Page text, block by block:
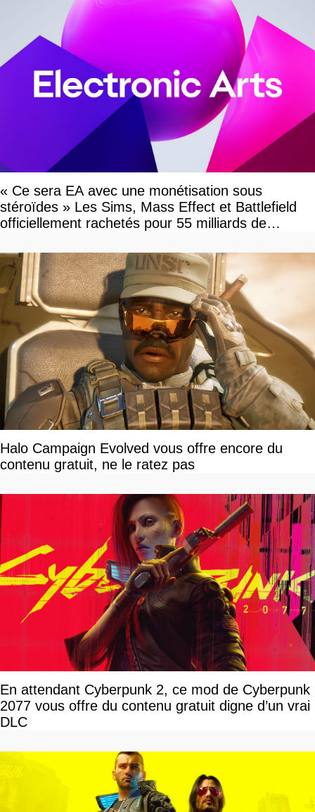
« Ce sera EA avec une monétisation sous
stéroïdes » Les Sims, Mass Effect et Battlefield
officiellement rachetés pour 55 milliards de
Halo Campaign Evolved vous offre encore du
contenu gratuit, ne le ratez pas
En attendant Cyberpunk 2, ce mod de Cyberpunk
2077 vous offre du contenu gratuit digne d’un vrai
DLC